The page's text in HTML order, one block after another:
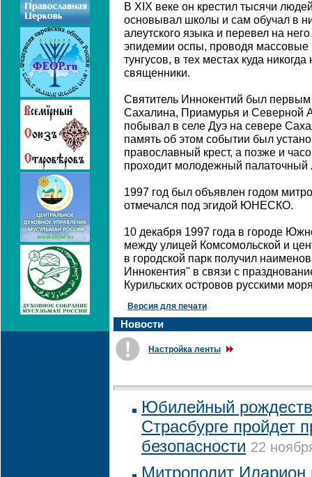
В XIX веке он крестил тысячи
основывал школы и сам обучал в
алеутского языка и перевел на
эпидемии оспы, проводя массовые
тунгусов, в тех местах куда
священники.
Святитель Иннокентий был
Сахалина, Приамурья и Северной
побывал в селе Дуэ на севере
память об этом событии был
православный крест, а позже и
проходит молодежный палаточный
1997 год был объявлен годом
отмечался под эгидой ЮНЕСКО.
10 декабря 1997 года в городе
между улицей Комсомольской и
в городской парк получил
Иннокентия" в связи с
Курильских островов русскими
Версия для печати
Новости
Настройка ленты
Юбилейный
Страсбурге пройдет
безопасности 22
Митрополит Иларион